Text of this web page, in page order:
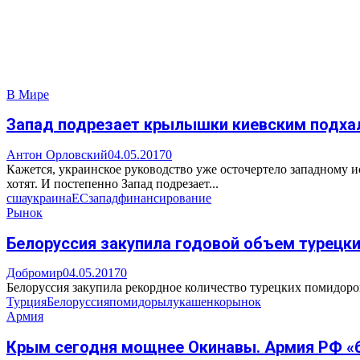
В Мире
Запад подрезает крылышки киевским
Антон Орловский04.05.20170
Кажется, украинское руководство уже осточертело
хотят. И постепенно Запад подрезает...
сшаукраинаЕСзападфинансирование
Рынок
Белоруссия закупила годовой объем
Добромир04.05.20170
Белоруссия закупила рекордное количество турецких
ТурцияБелоруссияпомидорылукашенкорынок
Армия
Крым сегодня мощнее Окинавы. Армия РФ